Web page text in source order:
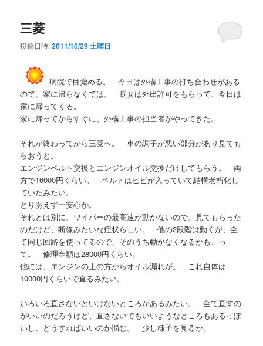
三菱
投稿日時:2011/10/29 土曜日
病院で目覚める。 今日は外構工事の打ち合わせがある
ので、家に帰らなくては。 長女は外出許可をもらって、今日は
家に帰ってくる。
家に帰ってからすぐに、外構工事の担当者がやってきた。
それが終わってから三菱へ。 車の調子が悪い部分があり見ても
らおうと。
エンジンベルト交換とエンジンオイル交換だけしてもらう。 両
方で16000円くらい。 ベルトはヒビが入っていて結構老朽化し
ていたみたい。
とりあえず一安心か。
それとは別に、ワイパーの最高速が動かないので、見てもらった
のだけど、断線みたいな症状らしい。 他の2段階は動くが、全
て同じ回路を使ってるので、そのうち動かなくなるかも、っ
て。 修理金額は28000円くらい。
他には、エンジンの上の方からオイル漏れが。 これ自体は
10000円くらいで直るみたい。
いろいろ直さないといけないところがあるみたい。 全て直すの
がいいのだろうけど、直さないでもいいようなところもあるっぽ
いし、どうすればいいのか悩む。 少し様子を見るか。